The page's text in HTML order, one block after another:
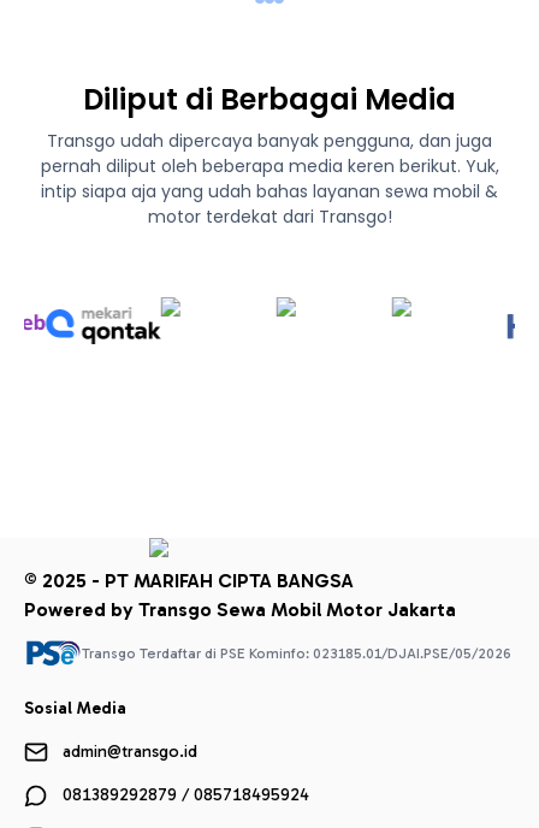
Diliput di Berbagai Media
Transgo udah dipercaya banyak pengguna, dan juga
pernah diliput oleh beberapa media keren berikut. Yuk,
intip siapa aja yang udah bahas layanan sewa mobil &
motor terdekat dari Transgo!
© 2025 - PT MARIFAH CIPTA BANGSA
Powered by Transgo Sewa Mobil Motor Jakarta
Transgo Terdaftar di PSE Kominfo: 023185.01/DJAI.PSE/05/2026
Sosial Media
admin@transgo.id
081389292879 / 085718495924